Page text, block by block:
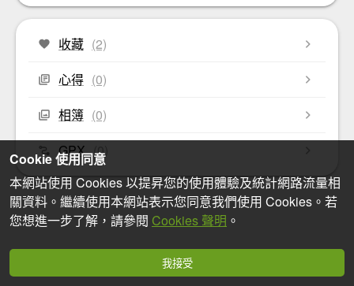
收藏 (2)
心得 (0)
相簿 (0)
GPX (0)
Cookie 使用同意
本網站使用 Cookies 以提昇您的使用體驗及統計網路流量相
關資料。繼續使用本網站表示您同意我們使用 Cookies。若
您想進一步了解，請參閱 Cookies 聲明 。
我接受